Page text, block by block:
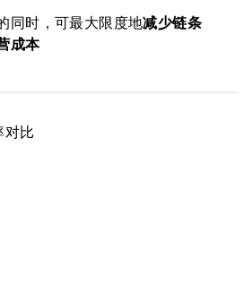
同时，可最大限度地减少链条
成本